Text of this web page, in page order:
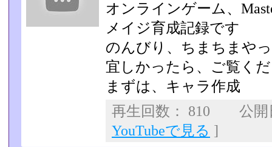
オンラインゲーム、
メイジ育成記録です
のんびり、ちまちまや
宜しかったら、ご覧く
まずは、キャラ作成
再生回数： 810 公
YouTubeで見る ]